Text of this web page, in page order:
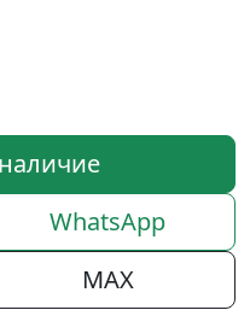
WhatsApp
MAX